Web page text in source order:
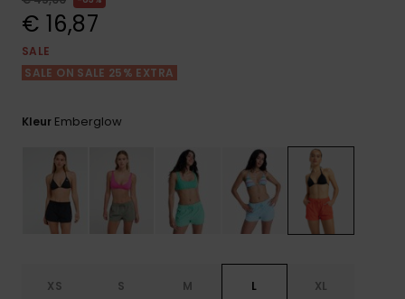
Hoeden &
mutsen
Zonnebrillen
Accessoires
ROXY APP
€ 16,87
SALE
SALE ON SALE 25% EXTRA
Kleur Emberglow
XS S M L XL